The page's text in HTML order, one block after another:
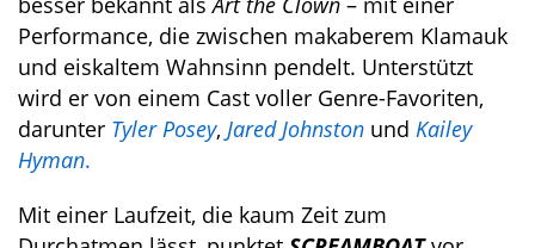
Performance, die zwischen makaberem Klamauk
und eiskaltem Wahnsinn pendelt. Unterstützt
wird er von einem Cast voller Genre-Favoriten,
darunter Tyler Posey, Jared Johnston und Kailey
Hyman.
Mit einer Laufzeit, die kaum Zeit zum